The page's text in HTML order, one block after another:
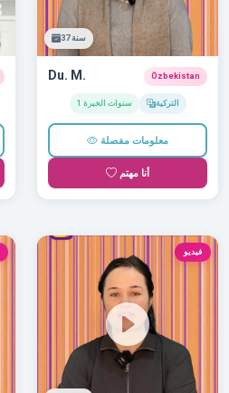
37 سنة
Du. M. Özbekistan
1 سنوات الخبرة التركية
معلومات مفصلة
أنا مهتم
فيديو